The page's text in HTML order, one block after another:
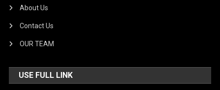
About Us
Contact Us
OUR TEAM
USE FULL LINK